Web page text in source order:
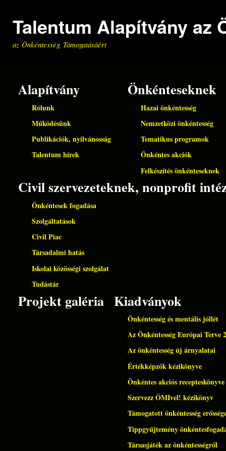
Talentum Alapítvány az
az Önkéntesség Támogatásáért
Alapítvány
Rólunk
Működésünk
Publikációk, nyilvánosság
Talentum hírek
Önkénteseknek
Hazai önkéntesség
Nemzetközi önkéntesség
Tematikus programok
Önkéntes akciók
Felkészítés önkénteseknek
Civil szervezeteknek, nonprofit
Önkéntesek fogadása
Szolgáltatások
Civil Piac
Társadalmi hatás
Iskolai közösségi szolgálat
Tudástár
Projekt galéria Kiadványok
Önkéntesség és mentális jóllét
Az Önkéntesség Európai Terve
Az önkéntesség új árnyalatai
Értékképzők kézikönyve
Önkéntes akciós recepteskönyve
Szervezz ÖMIvel! kézikönyv
Támogatott önkéntesség
Tippgyűjtemény
Társasjáték az önkéntességről